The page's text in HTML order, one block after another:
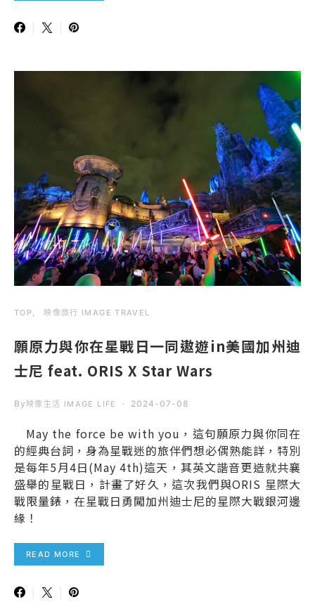
TOP 映像旅行 IMAGE TRAVEL
願原力與你在星戰日一同遨遊in美國加州迪
士尼 feat. ORIS X Star Wars
By 映像生活 IMAGE LIFE 2024-07-08
May the force be with you，這句願原力與你同在
的經典台詞，身為星戰迷的旅伴們想必偶熟能詳，特別
是每年5月4日(May 4th)這天，其英文諧音更造就共襄
盛舉的星戰日，計畫了好久，這次我們與ORIS 星際大
戰限量錶，在星戰日勇闖加州迪士尼的星際大戰銀河邊
緣！
READ MORE